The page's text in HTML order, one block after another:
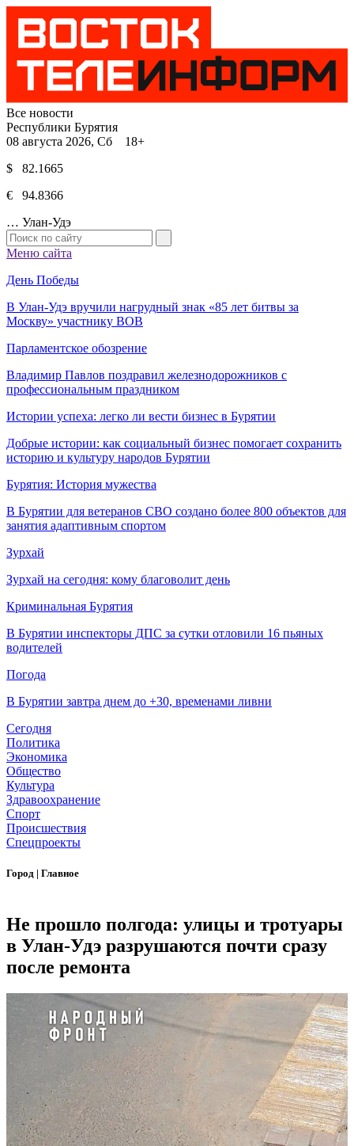
Все новости
Республики Бурятия
08 августа 2026, Сб 18+
$ 82.1665
€ 94.8366
… Улан-Удэ
Меню сайта
День Победы
В Улан-Удэ вручили нагрудный знак «85 лет битвы за
Москву» участнику ВОВ
Парламентское обозрение
Владимир Павлов поздравил железнодорожников с
профессиональным праздником
Истории успеха: легко ли вести бизнес в Бурятии
Добрые истории: как социальный бизнес помогает сохранить
историю и культуру народов Бурятии
Бурятия: История мужества
В Бурятии для ветеранов СВО создано более 800 объектов для
занятия адаптивным спортом
Зурхай
Зурхай на сегодня: кому благоволит день
Криминальная Бурятия
В Бурятии инспекторы ДПС за сутки отловили 16 пьяных
водителей
Погода
В Бурятии завтра днем до +30, временами ливни
Сегодня
Политика
Экономика
Общество
Культура
Здравоохранение
Спорт
Происшествия
Спецпроекты
Город | Главное
Не прошло полгода: улицы и тротуары
в Улан-Удэ разрушаются почти сразу
после ремонта